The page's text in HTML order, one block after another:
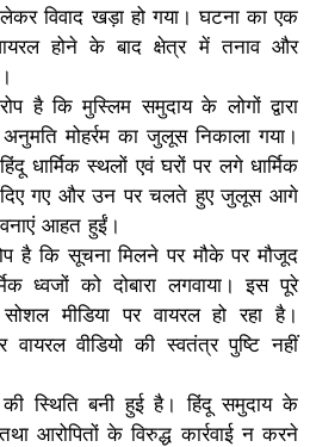
विवाद खड़ा हो गया। घटना का एक
होने के बाद क्षेत्र में तनाव और
है कि मुस्लिम समुदाय के लोगों द्वारा
मोहर्रम का जुलूस निकाला गया।
धार्मिक स्थलों एवं घरों पर लगे धार्मिक
गए और उन पर चलते हुए जुलूस आगे
आहत हुईं।
है कि सूचना मिलने पर मौके पर मौजूद
ध्वजों को दोबारा लगवाया। इस पूरे
मीडिया पर वायरल हो रहा है।
वायरल वीडियो की स्वतंत्र पुष्टि नहीं
स्थिति बनी हुई है। हिंदू समुदाय के
आरोपितों के विरुद्ध कार्रवाई न करने